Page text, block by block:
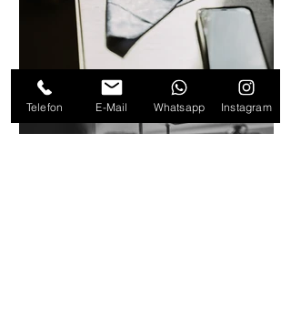
Telefon E-Mail Whatsapp Instagram